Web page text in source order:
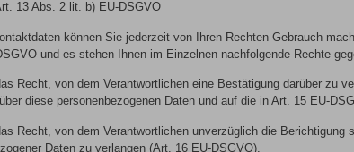
13 Abs. 2 lit. b) EU-DSGVO
können Sie jederzeit von Ihren Rechten Gebrauch
und es stehen Ihnen im Einzelnen nachfolgende Rechte
Recht, von dem Verantwortlichen eine Bestätigung darüber zu
diese personenbezogenen Daten und auf die in Art. 15 EU-
Recht, von dem Verantwortlichen unverzüglich die
Daten zu verlangen (Art. 16 EU-DSGVO).